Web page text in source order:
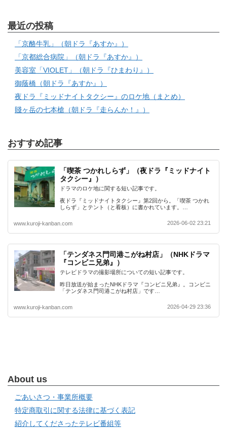
最近の投稿
「京酪牛乳」（朝ドラ『あすか』）
「京都総合病院」（朝ドラ『あすか』）
美容室「VIOLET」（朝ドラ『ひまわり』）
御蔭橋（朝ドラ『あすか』）
夜ドラ『ミッドナイトタクシー』のロケ地（まとめ）
賤ヶ岳の七本槍（朝ドラ『走らんか！』）
おすすめ記事
「喫茶 つかれしらず」（夜ドラ『ミッドナイト
タクシー』）
ドラマのロケ地に関する短い記事です。
夜ドラ『ミッドナイトタクシー』第2回から。「喫茶 つかれ
しらず」とテント（と看板）に書かれています。…
www.kuroji-kanban.com 2026-06-02 23:21
「テンダネス門司港こがね村店」（NHKドラマ
『コンビニ兄弟』）
テレビドラマの撮影場所についての短い記事です。
昨日放送が始まったNHKドラマ『コンビニ兄弟』。コンビニ
「テンダネス門司港こがね村店」です…
www.kuroji-kanban.com 2026-04-29 23:36
About us
ごあいさつ・事業所概要
特定商取引に関する法律に基づく表記
紹介してくださったテレビ番組等